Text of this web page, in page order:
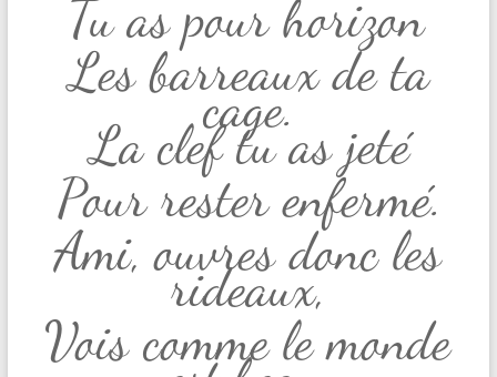
Tu as pour horizon
Les barreaux de ta
cage.
La clef tu as jeté
Pour rester enfermé.
Ami, ouvres donc les
rideaux,
Vois comme le monde